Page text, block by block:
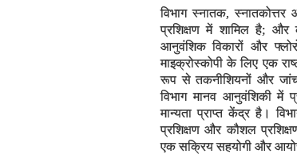
विभाग स्नातक,
प्रशिक्षण में शामिल है;
आनुवंशिक विकारों और
माइक्रोस्कोपी के लिए एक
रूप से तकनीशियनों और
विभाग मानव आनुवंशिकी में
मान्यता प्राप्त केंद्र है।
प्रशिक्षण और कौशल
एक सक्रिय सहयोगी और